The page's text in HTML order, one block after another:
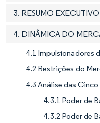
3. RESUMO EXECUTIVO
4. DINÂMICA DO
4.1 Impulsionadores
4.2 Restrições do
4.3 Análise das
4.3.1 Poder de
4.3.2 Poder de